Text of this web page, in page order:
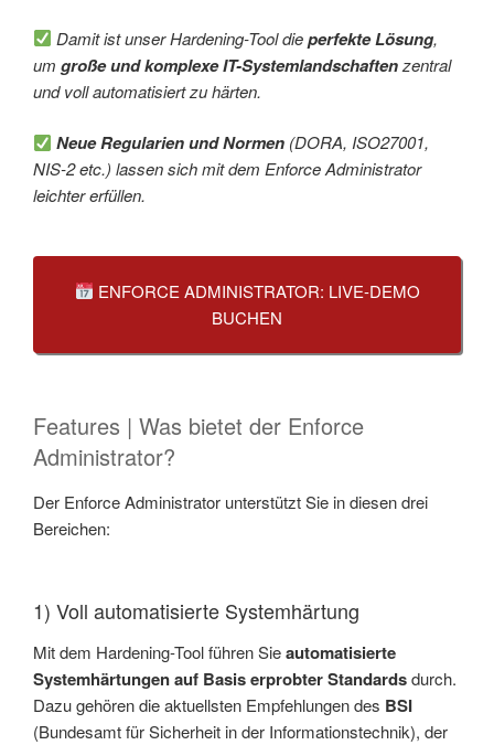
Damit ist unser Hardening-Tool dieperfekte Lösung,
um große und komplexe IT-Systemlandschaftenzentral
und voll automatisiert zu härten.
Neue Regularienund Normen (DORA, ISO27001,
NIS-2 etc.) lassen sich mit dem Enforce Administrator
leichter erfüllen.
ENFORCE ADMINISTRATOR: LIVE-DEMO
BUCHEN
Features | Was bietet der Enforce
Administrator?
Der Enforce Administrator unterstützt Sie in diesen drei
Bereichen:
1) Voll automatisierte Systemhärtung
Mit dem Hardening-Tool führen Sieautomatisierte
Systemhärtungen auf Basis erprobter Standardsdurch.
Dazu gehören die aktuellsten Empfehlungen des BSI
(Bundesamt für Sicherheit in der Informationstechnik), der